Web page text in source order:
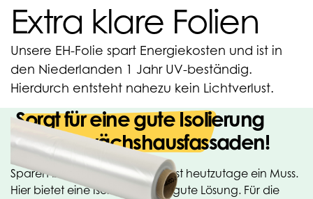
Extra klare Folien
Unsere EH-Folie spart Energiekosten und ist in
den Niederlanden 1 Jahr UV-beständig.
Hierdurch entsteht nahezu kein Lichtverlust.
Sorgt für eine gute Isolierung
von Gewächshausfassaden!
Sparen bei den Energiekosten ist heutzutage ein Muss.
Hier bietet eine Isolierfolie eine gute Lösung. Für die